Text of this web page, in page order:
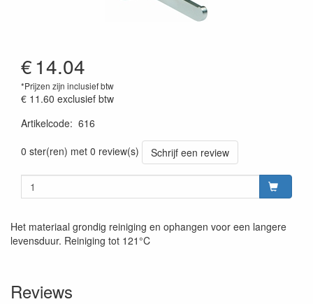
€14.04
*Prijzen zijn inclusief btw
€ 11.60 exclusief btw
Artikelcode: 616
0 ster(ren) met 0 review(s)
Schrijf een review
Het materiaal grondig reiniging en ophangen voor een langere
levensduur. Reiniging tot 121°C
Reviews